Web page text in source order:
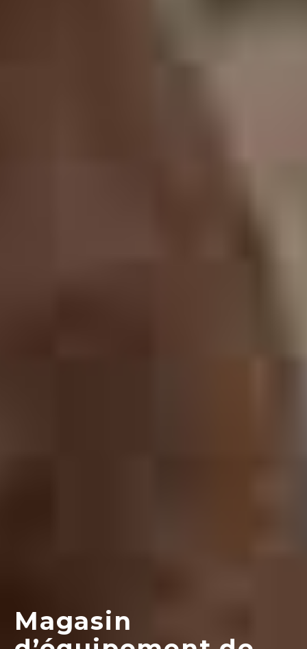
Magasin